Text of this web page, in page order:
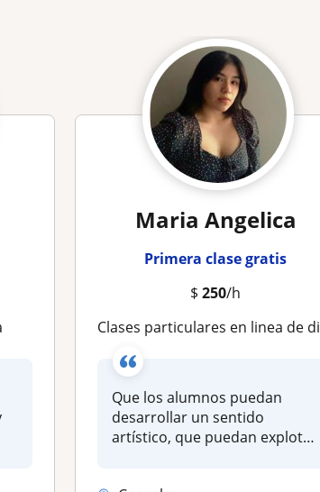
Maria Angelica
Primera clase gratis
$250/h
Clases particulares en linea de dibujo e historia del arte
Que los alumnos puedan
desarrollar un sentido
artístico, que puedan explotar